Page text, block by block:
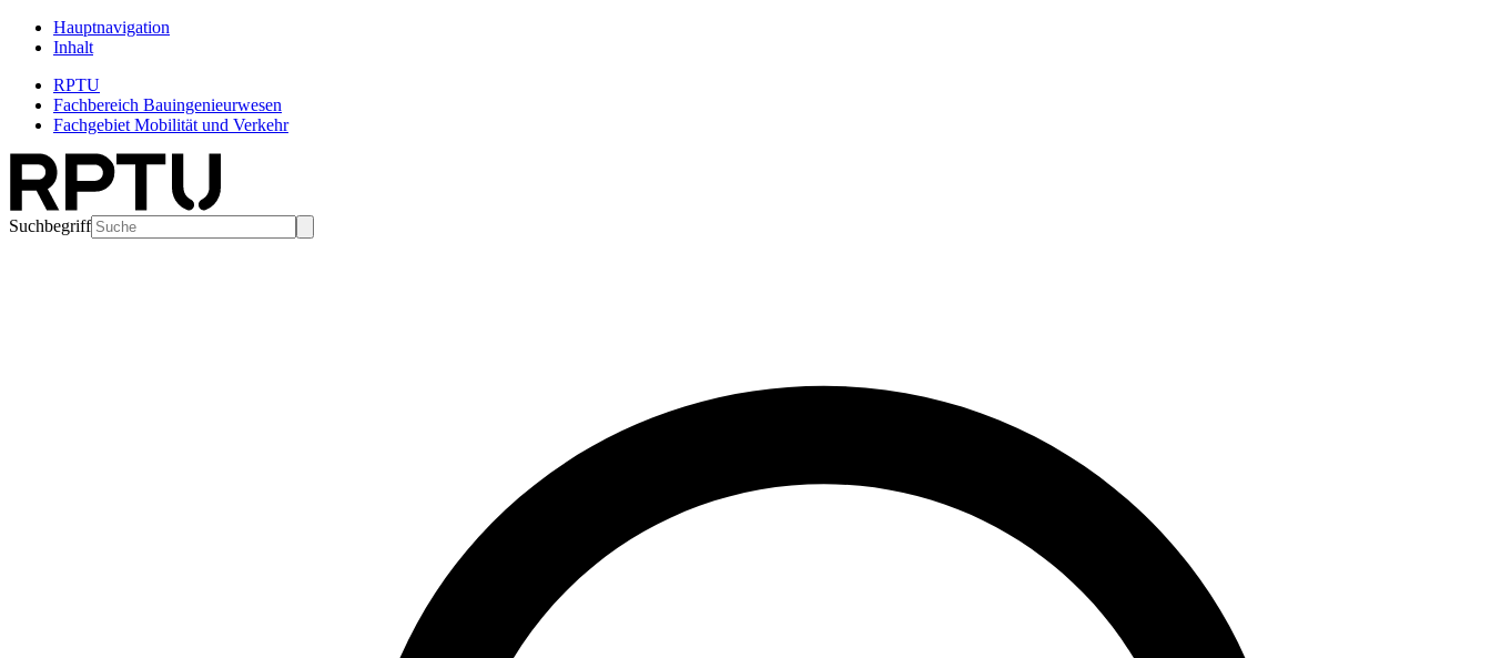
Hauptnavigation
Inhalt
RPTU
Fachbereich Bauingenieurwesen
Fachgebiet Mobilität und Verkehr
Suchbegriff